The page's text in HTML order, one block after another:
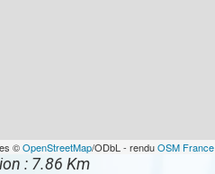
©OpenStreetMap/ODbL - renduOSM France
: 7.86 Km